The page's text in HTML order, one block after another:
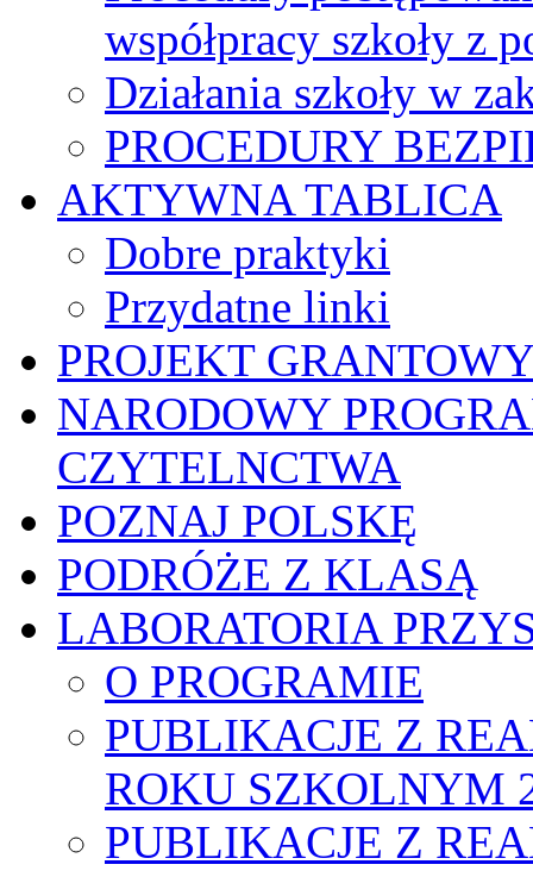
współpracy szkoły z
Działania szkoły w
PROCEDURY
AKTYWNA TABLICA
Dobre praktyki
Przydatne linki
PROJEKT
NARODOWY
CZYTELNCTWA
POZNAJ POLSKĘ
PODRÓŻE Z KLASĄ
LABORATORIA
O PROGRAMIE
PUBLIKACJE Z
ROKU SZKOLNYM
PUBLIKACJE Z